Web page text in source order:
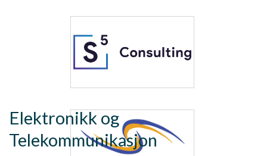
Elektronikk og
Telekommunikasjon